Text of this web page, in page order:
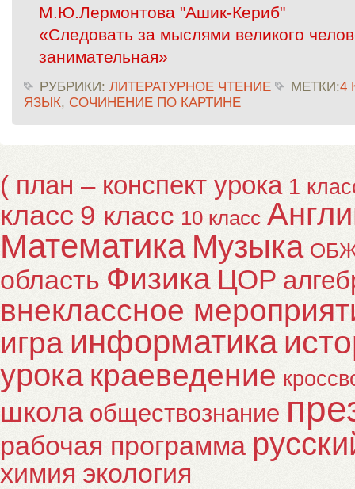
М.Ю.Лермонтова "Ашик-Кериб"
«Следовать за мыслями великого
занимательная»
РУБРИКИ: ЛИТЕРАТУРНОЕ ЧТЕНИЕ МЕТКИ:4
ЯЗЫК, СОЧИНЕНИЕ ПО КАРТИНЕ
( план – конспект урока 1
класс 9 класс 10 класс
Математика Музыка
область Физика ЦОР
внеклассное
игра информатика
урока краеведение
школа обществознание
рабочая программа
химия экология